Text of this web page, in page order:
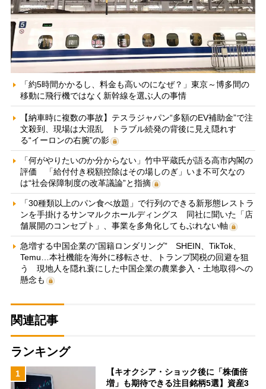
「約5時間かかるし、料金も高いのになぜ？」東京～博多間の
移動に飛行機ではなく新幹線を選ぶ人の事情
【納車時に複数の事故】テスラジャパン“多額のEV補助金”で注
文殺到、現場は大混乱 トラブル続発の背後に見え隠れす
る“イーロンの右腕”の影
「何がやりたいのか分からない」竹中平蔵氏が語る高市内閣の
評価 「給付付き税額控除はその場しのぎ」いま不可欠なの
は“社会保障制度の改革議論”と指摘
「30種類以上のパン食べ放題」で行列のできる新形態レストラ
ンを手掛けるサンマルクホールディングス 同社に聞いた「店
舗展開のコンセプト」、事業を多角化してもぶれない軸
急増する中国企業の“国籍ロンダリング” SHEIN、TikTok、
Temu…本社機能を海外に移転させ、トランプ関税の回避を狙
う 現地人を隠れ蓑にした中国企業の農業参入・土地取得への
懸念も
関連記事
ランキング
1
【キオクシア・ショック後に「株価倍
増」も期待できる注目銘柄5選】資産3